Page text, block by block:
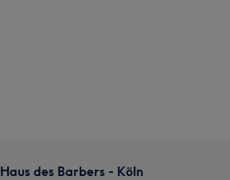
Haus des Barbers - Köln